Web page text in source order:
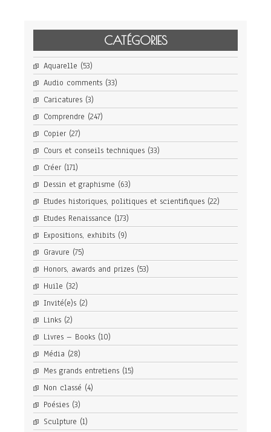
CATÉGORIES
Aquarelle (53)
Audio comments (33)
Caricatures (3)
Comprendre (247)
Copier (27)
Cours et conseils techniques (33)
Créer (171)
Dessin et graphisme (63)
Etudes historiques, politiques et scientifiques (22)
Etudes Renaissance (173)
Expositions, exhibits (9)
Gravure (75)
Honors, awards and prizes (53)
Huile (32)
Invité(e)s (2)
Links (2)
Livres – Books (10)
Média (28)
Mes grands entretiens (15)
Non classé (4)
Poésies (3)
Sculpture (1)